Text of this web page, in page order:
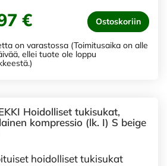
€ Ostoskoriin
on varastossa (Toimitusaika on alle
ellei tuote ole loppu
Hoidolliset tukisukat,
kompressio (lk. I) S beige
hoidolliset tukisukat